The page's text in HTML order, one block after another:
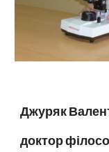
Джуряк
доктор